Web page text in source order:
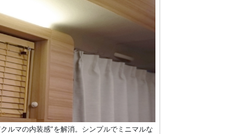
ルマの内装感”を解消。シンプルでミニマルな